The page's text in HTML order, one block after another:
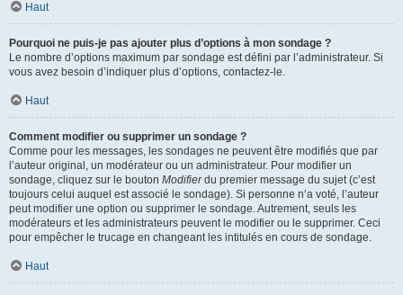
Haut
Pourquoi ne puis-je pas ajouter plus d’options à mon sondage ?
Le nombre d’options maximum par sondage est défini par l’administrateur. Si
vous avez besoin d’indiquer plus d’options, contactez-le.
Haut
Comment modifier ou supprimer un sondage ?
Comme pour les messages, les sondages ne peuvent être modifiés que par
l’auteur original, un modérateur ou un administrateur. Pour modifier un
sondage, cliquez sur le bouton Modifierdu premier message du sujet (c’est
toujours celui auquel est associé le sondage). Si personne n’a voté, l’auteur
peut modifier une option ou supprimer le sondage. Autrement, seuls les
modérateurs et les administrateurs peuvent le modifier ou le supprimer. Ceci
pour empêcher le trucage en changeant les intitulés en cours de sondage.
Haut